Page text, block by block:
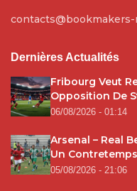
contacts@bookmakers-
Dernières Actualités
Fribourg Veut
Opposition De
06/08/2026 - 01:14
Arsenal – Real
Un
05/08/2026 - 21:06